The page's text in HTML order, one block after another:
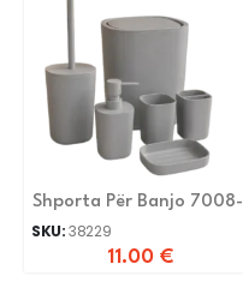
Shporta Për Banjo 7008-
6-Grey
SKU:38229
11.00 €